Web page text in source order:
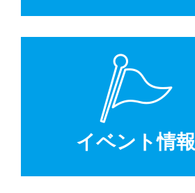
イベント情報